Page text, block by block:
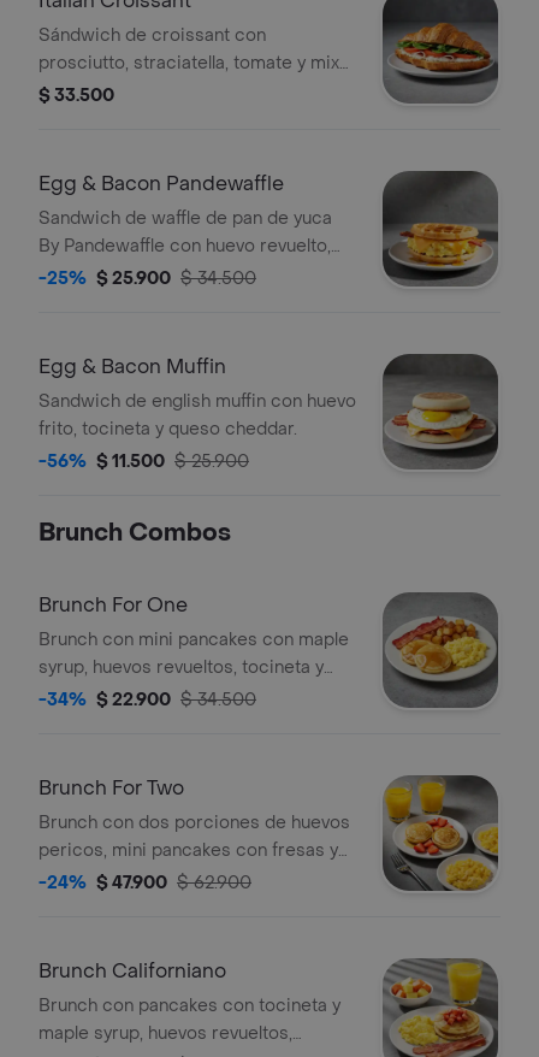
Sándwich de croissant con
prosciutto, straciatella, tomate y mix
de lechugas.
$ 33.500
Egg & Bacon Pandewaffle
Sandwich de waffle de pan de yuca
By Pandewaffle con huevo revuelto,
queso cheddar, tocineta crocante y
-25% $ 25.900 $ 34.500
Egg & Bacon Muffin
Sandwich de english muffin con huevo
frito, tocineta y queso cheddar.
-56% $ 11.500 $ 25.900
Brunch Combos
Brunch For One
Brunch con mini pancakes con maple
syrup, huevos revueltos, tocineta y
papas rostizadas.
-34% $ 22.900 $ 34.500
Brunch For Two
Brunch con dos porciones de huevos
pericos, mini pancakes con fresas y
maple syrup y dos jugos de naranja.
-24% $ 47.900 $ 62.900
Brunch Californiano
Brunch con pancakes con tocineta y
maple syrup, huevos revueltos,